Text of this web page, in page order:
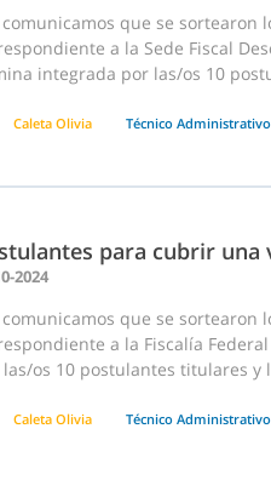
comunicamos que se
a la Sede Fiscal
integrada por las/os 10
Caleta Olivia Técnico Administrativo
para cubrir una
2024
comunicamos que se
a la Fiscalía
os 10 postulantes titulares
Caleta Olivia Técnico Administrativo